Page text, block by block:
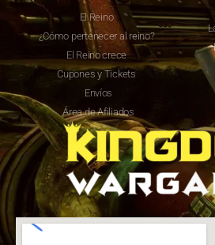
El Reino
¿Cómo pertenecer al reino?
El Reino crece
Cupones y Tickets
Envíos
Área de Afiliados